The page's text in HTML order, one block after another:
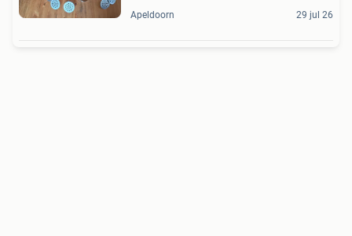
Apeldoorn 29 jul 26